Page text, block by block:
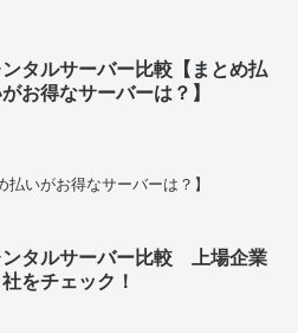
タルサーバー比較【まとめ払
お得なサーバーは？】
いがお得なサーバーは？】
ンタルサーバー比較 上場企業
社をチェック！